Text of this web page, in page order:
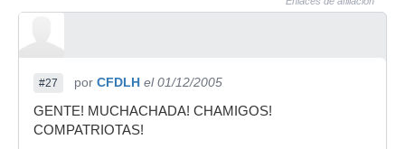
#27 por CFDLH el 01/12/2005
GENTE! MUCHACHADA! CHAMIGOS!
COMPATRIOTAS!